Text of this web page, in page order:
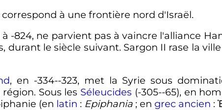
à une frontière nord d'Israël.
à -824, ne parvient pas à vaincre l'alliance
durant le siècle suivant. Sargon II rase la
, en -334--323, met la Syrie sous
Sous les Séleucides (-305--65), en
(en latin : Epiphania ; en grec ancien :